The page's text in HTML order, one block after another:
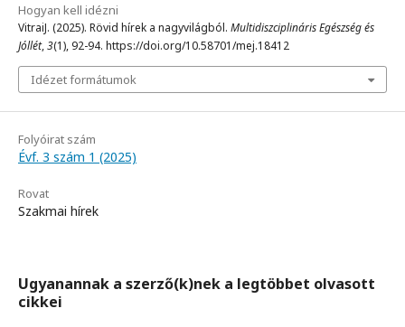
Hogyan kell idézni
VitraiJ. (2025). Rövid hírek a nagyvilágból. Multidiszciplináris Egészség és
Jóllét,3(1), 92-94. https://doi.org/10.58701/mej.18412
Idézet formátumok
Folyóirat szám
Évf. 3 szám 1 (2025)
Rovat
Szakmai hírek
Ugyanannak a szerző(k)nek a legtöbbet olvasott
cikkei